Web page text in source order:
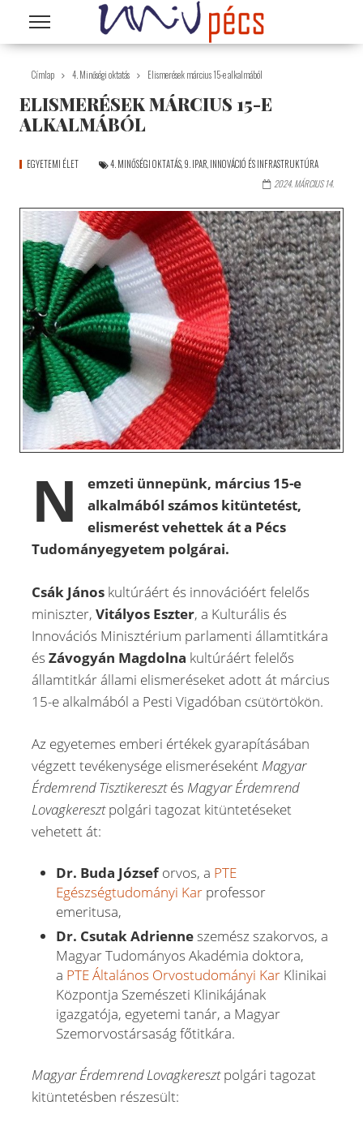
Ugrás a tartalomra
Címlap 4. Minőségi oktatás Elismerések március 15-e alkalmából
ELISMERÉSEK MÁRCIUS 15-E
ALKALMÁBÓL
EGYETEMI ÉLET 4. MINŐSÉGI OKTATÁS,9. IPAR, INNOVÁCIÓ ÉS INFRASTRUKTÚRA
2024. MÁRCIUS 14.
N
emzeti ünnepünk, március 15-e
alkalmából számos kitüntetést,
elismerést vehettek át a Pécs
Tudományegyetem polgárai.
Csák János kultúráért és innovációért felelős
miniszter, Vitályos Eszter, a Kulturális és
Innovációs Minisztérium parlamenti államtitkára
és Závogyán Magdolna kultúráért felelős
államtitkár állami elismeréseket adott át március
15-e alkalmából a Pesti Vigadóban csütörtökön.
Az egyetemes emberi értékek gyarapításában
végzett tevékenysége elismeréseként Magyar
Érdemrend Tisztikeresztés Magyar Érdemrend
Lovagkeresztpolgári tagozat kitüntetéseket
vehetett át:
Dr. Buda Józseforvos, a PTE
Egészségtudományi Kar professor
emeritusa,
Dr. Csutak Adrienneszemész szakorvos, a
Magyar Tudományos Akadémia doktora,
a PTE Általános Orvostudományi Kar Klinikai
Központja Szemészeti Klinikájának
igazgatója, egyetemi tanár, a Magyar
Szemorvostársaság főtitkára.
Magyar Érdemrend Lovagkeresztpolgári tagozat
kitüntetésben részesült: